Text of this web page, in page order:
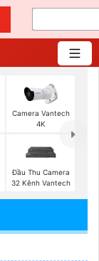
Camera Vantech
4K
Đầu Thu Camera
32 Kênh Vantech